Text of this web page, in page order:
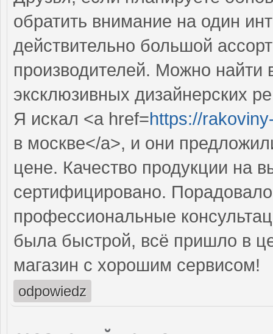
обратить внимание на один
действительно большой
производителей. Можно найти
эксклюзивных дизайнерских
Я искал <a href=https://
в москве</a>, и они
цене. Качество продукции на
сертифицировано.
профессиональные
была быстрой, всё пришло в
магазин с хорошим сервисом!
odpowiedz